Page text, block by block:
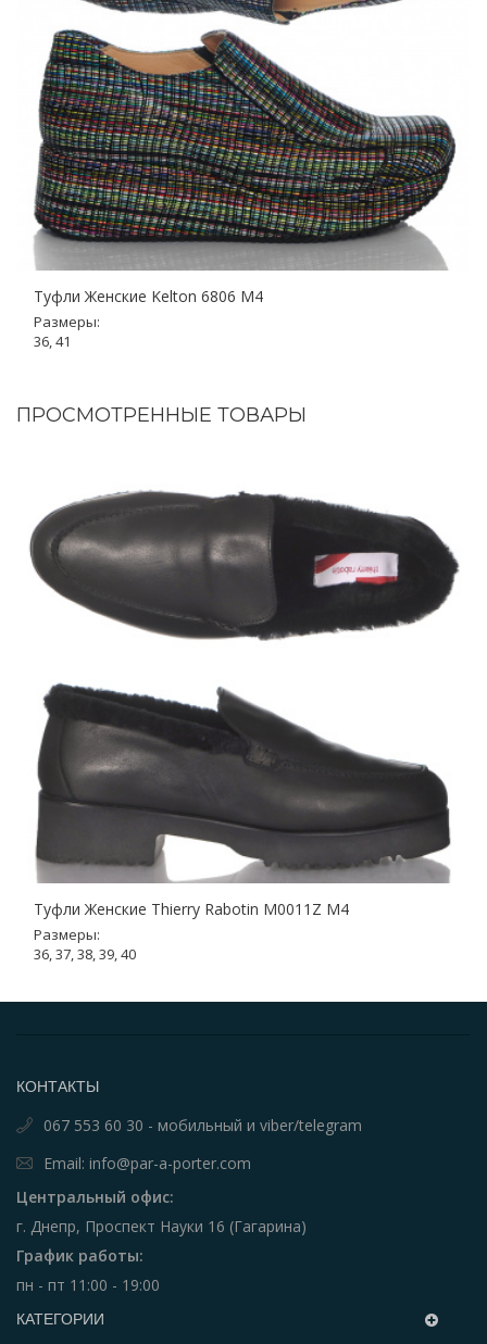
Туфли Женские Kelton 6806 M4
Размеры:
36, 41
ПРОСМОТРЕННЫЕ ТОВАРЫ
Туфли Женские Thierry Rabotin M0011Z M4
Размеры:
36, 37, 38, 39, 40
КОНТАКТЫ
067 553 60 30 - мобильный и viber/telegram
Email: info@par-a-porter.com
Центральный офис:
г. Днепр, Проспект Науки 16 (Гагарина)
График работы:
пн - пт 11:00 - 19:00
КАТЕГОРИИ